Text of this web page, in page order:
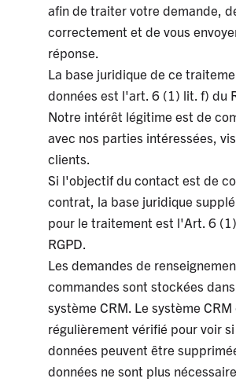
afin de traiter votre demande,
correctement et de vous
réponse.
La base juridique de ce
données est l'art. 6 (1) lit. f) du
Notre intérêt légitime est de
avec nos parties intéressées,
clients.
Si l'objectif du contact est de
contrat, la base juridique
pour le traitement est l'Art. 6
RGPD.
Les demandes de
commandes sont stockées
système CRM. Le système CRM
régulièrement vérifié pour voir
données peuvent être
données ne sont plus